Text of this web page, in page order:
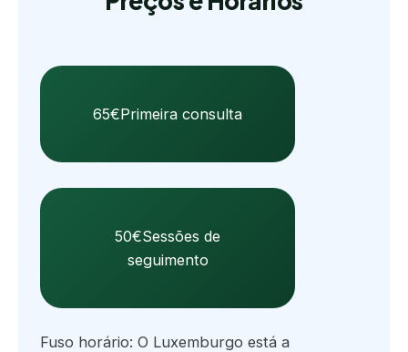
65€Primeira consulta
50€Sessões de
seguimento
Fuso horário: O Luxemburgo está a